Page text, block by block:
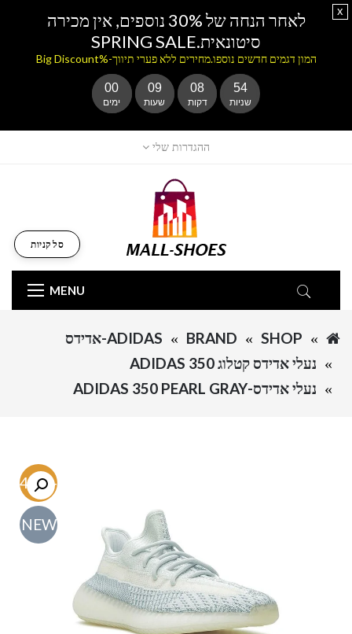
ההגדרות שלי
MENU
סל קניות
SHOP
BRAND
ADIDAS-אדידס
נעלי אדידס קטלוג ADIDAS 350
נעלי אדידס-ADIDAS 350 PEARL GRAY
-54.6%
NEW
לאחר הנחה של 30% נוספים, אין מכירה
סיטונאית.SPRING SALE
המון דגמים חדשים נוספו.מחירים ללא פערי תיווך-%Big Discount
00
ימים
09
שעות
08
דקות
54
שניות
x